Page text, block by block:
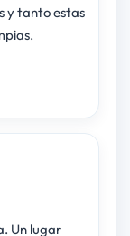
y tanto estas
Un lugar